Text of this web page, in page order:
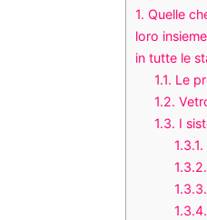
1. Quelle
loro
in tutte le
1.1. Le
1.2.
1.3. I
1.3.1.
1.3.2.
1.3.3.
1.3.4.